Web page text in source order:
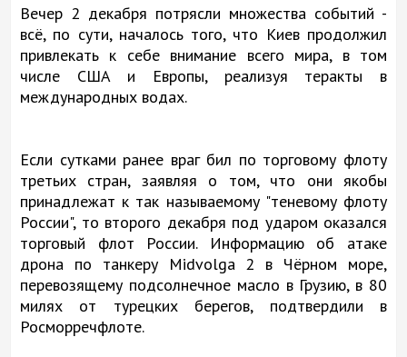
Вечер 2 декабря потрясли множества событий -
всё, по сути, началось того, что Киев продолжил
привлекать к себе внимание всего мира, в том
числе США и Европы, реализуя теракты в
международных водах.
Если сутками ранее враг бил по торговому флоту
третьих стран, заявляя о том, что они якобы
принадлежат к так называемому "теневому флоту
России", то второго декабря под ударом оказался
торговый флот России. Информацию об атаке
дрона по танкеру Midvolga 2 в Чёрном море,
перевозящему подсолнечное масло в Грузию, в 80
милях от турецких берегов, подтвердили в
Росморречфлоте.